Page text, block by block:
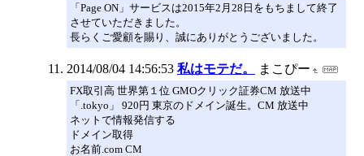
「Page ON」サービスは2015年2月28日をもちまして終了
させていただきました。
長らくご愛顧を賜り、誠にありがとうございました。
2014/08/04 14:56:53 私はモテだ。 まこぴー
FX取引高 世界第１位 GMOクリック証券CM 放送中
「.tokyo」 920円 東京のドメイン誕生。CM 放送中
ネットで情報発信する
ドメイン取得
お名前.com CM